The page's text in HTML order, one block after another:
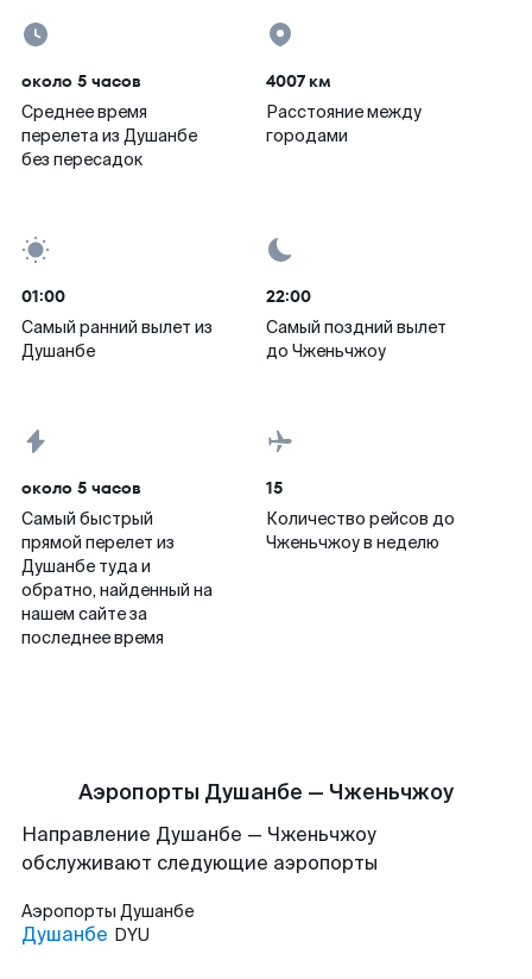
около 5 часов
Среднее время
перелета из Душанбе
без пересадок
4007 км
Расстояние между
городами
01:00
Самый ранний вылет из
Душанбе
22:00
Самый поздний вылет
до Чженьчжоу
около 5 часов
Самый быстрый
прямой перелет из
Душанбе туда и
обратно, найденный на
нашем сайте за
последнее время
15
Количество рейсов до
Чженьчжоу в неделю
Аэропорты Душанбе — Чженьчжоу
Направление Душанбе — Чженьчжоу
обслуживают следующие аэропорты
Аэропорты Душанбе
Душанбе DYU